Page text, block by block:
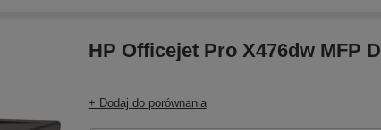
HP Officejet Pro X476dw MFP D
+ Dodaj do porównania